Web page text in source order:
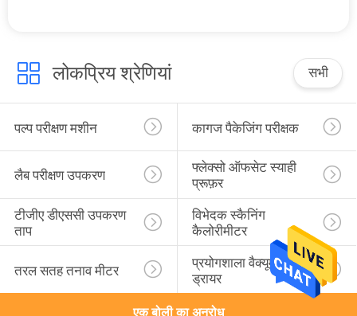
प्लास्टिक रबर परीक्षण
मशीन
लोकप्रिय श्रेणियां सभी
पल्प परीक्षण मशीन कागज पैकेजिंग परीक्षक
लैब परीक्षण उपकरण
फ्लेक्सो ऑफसेट स्याही
प्रूफ़र
टीजीए डीएससी उपकरण
ताप
विभेदक स्कैनिंग
कैलोरीमीटर
तरल सतह तनाव मीटर
प्रयोगशाला वैक्यूम फ्रीज
ड्रायर
एक बोली का अनुरोध